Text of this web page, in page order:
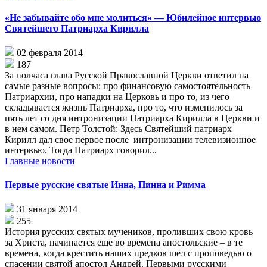
«Не забывайте обо мне молиться» — Юбилейное интервью
Святейшего Патриарха Кирилла
02 февраля 2014
187
За полчаса глава Русской Православной Церкви ответил на
самые разные вопросы: про финансовую самостоятельность
Патриархии, про нападки на Церковь и про то, из чего
складывается жизнь Патриарха, про то, что изменилось за
пять лет со дня интронизации Патриарха Кирилла в Церкви и
в нем самом. Петр Толстой: Здесь Святейший патриарх
Кирилл дал свое первое после интронизации телевизионное
интервью. Тогда Патриарх говорил...
Главные новости
Первые русские святые Инна, Пинна и Римма
31 января 2014
255
История русских святых мучеников, проливших свою кровь
за Христа, начинается еще во времена апостольские – в те
времена, когда крестить наших предков шел с проповедью о
спасении святой апостол Андрей. Первыми русскими